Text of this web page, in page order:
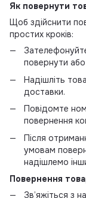
Як повернути
Щоб здійснити
простих кроків:
повернути
Надішліть
доставки.
Повідомте
повернення
Після
умовам
надішлемо
Повернення
Зв’яжіться з